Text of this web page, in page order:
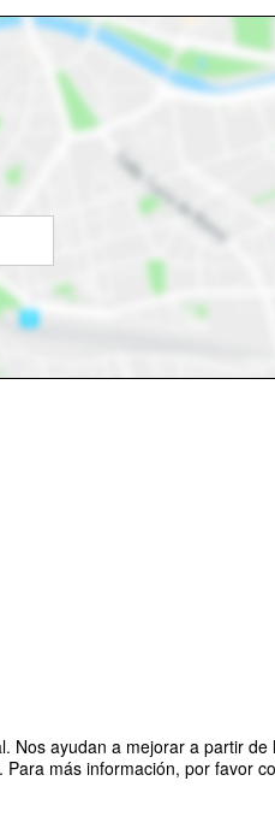
ayudan a mejorar a partir
más información, por favor